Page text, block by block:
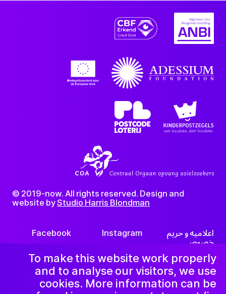
To make this website work properly
and to analyse our visitors, we use
cookies. More information can be
اعلامیه و حریم
خصوصی
Instagram
Facebook
LinkedIn خبرنامه
© 2019-now. All rights reserved. Design and
website byStudio Harris Blondman